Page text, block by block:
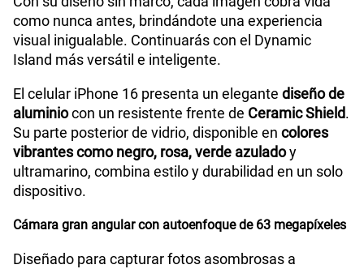
como nunca antes, brindándote una experiencia
visual inigualable. Continuarás con el Dynamic
Island más versátil e inteligente.
El celular iPhone 16 presenta un elegante diseño de
aluminiocon un resistente frente de Ceramic Shield.
Su parte posterior de vidrio, disponible en colores
vibrantes como negro, rosa, verde azuladoy
ultramarino, combina estilo y durabilidad en un solo
dispositivo.
Cámara gran angular con autoenfoque de 63 megapíxeles
Diseñado para capturar fotos asombrosas a